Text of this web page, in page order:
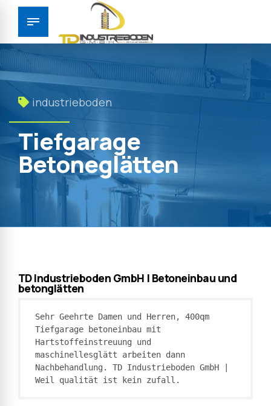
industrieboden
Tiefgarage
Betoneglätten
TD Industrieboden GmbH | Betoneinbau und
betonglätten
Sehr Geehrte Damen und Herren, 400qm
Tiefgarage betoneinbau mit
Hartstoffeinstreuung und
maschinellesglätt arbeiten dann
Nachbehandlung. TD Industrieboden GmbH |
Weil qualität ist kein zufall.